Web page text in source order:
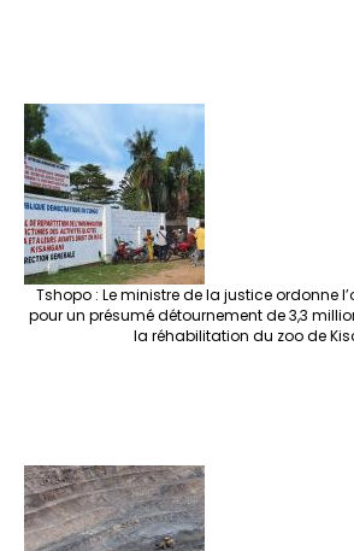
Tshopo : Le ministre de la justice ordonne
pour un présumé détournement de 3,3
la réhabilitation du zoo de